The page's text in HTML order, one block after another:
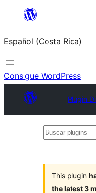
Saltar
contenido
Español (Costa Rica)
Consigue WordPress
Plugin
Buscar
This plugin
the latest 3